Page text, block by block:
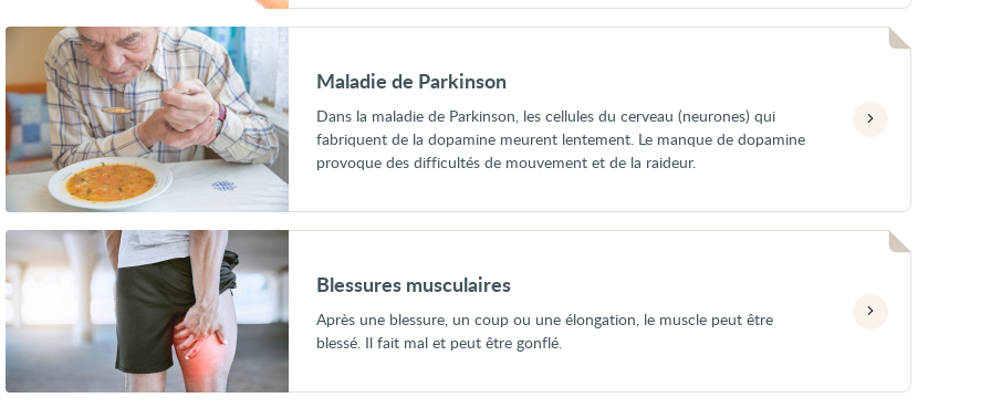
bras
Voir
Maladie
Parkinson
Maladie de Parkinson
Dans la maladie de Parkinson, les cellules du cerveau (neurones) qui
fabriquent de la dopamine meurent lentement. Le manque de dopamine
provoque des difficultés de mouvement et de la raideur.
Voir
Blessures
musculaires
Blessures musculaires
Après une blessure, un coup ou une élongation, le muscle peut être
blessé. Il fait mal et peut être gonflé.